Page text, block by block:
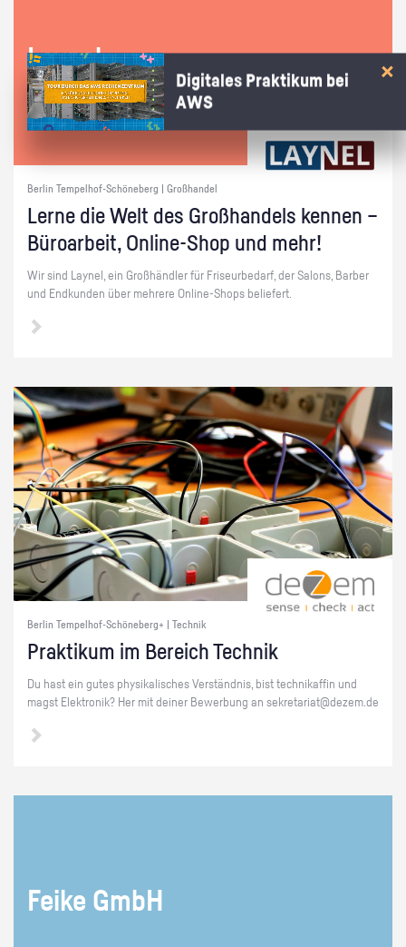
Lay­nel
Berlin Tempelhof-Schöneberg | Großhandel
Lerne die Welt des Groß­han­dels ken­nen –
Bü­ro­ar­beit, On­line-Shop und mehr!
Wir sind Lay­nel, ein Groß­händ­ler für Fri­seur­be­darf, der Sa­lons, Bar­ber
und End­kun­den über meh­re­re On­line-Shops be­lie­fert.
Berlin Tempelhof-Schöneberg+ | Technik
Prak­ti­kum im Be­reich Tech­nik
Du hast ein gutes phy­si­ka­li­sches Ver­ständ­nis, bist tech­ni­kaf­fin und
magst Elek­tro­nik? Her mit dei­ner Be­wer­bung an se­kre­ta­ri­at@​dezem.​de
Feike GmbH
Digitales Praktikum bei
AWS